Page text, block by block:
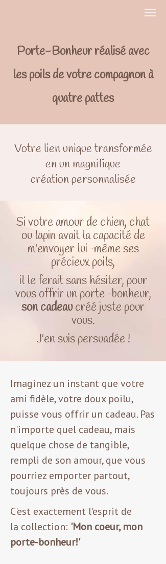
Porte-Bonheur réalisé avec
les poils de votre compagnon à
quatre pattes
Votre lien unique transformée
en un magnifique
création personnalisée
Si votre amour de chien, chat
ou lapin avait la capacité de
m'envoyer lui-même ses
précieux poils,
il le ferait sans hésiter, pour
vous offrir un porte-bonheur,
son cadeaucréé juste pour
vous.
J'en suis persuadée !
Imaginez un instant que votre
ami fidèle, votre doux poilu,
puisse vous offrir un cadeau. Pas
n'importe quel cadeau, mais
quelque chose de tangible,
rempli de son amour, que vous
pourriez emporter partout,
toujours près de vous.
C'est exactement l'esprit de
la collection: 'Mon coeur, mon
porte-bonheur!'